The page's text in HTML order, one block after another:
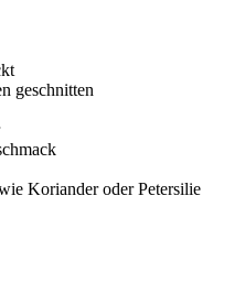
geschnitten
Koriander oder Petersilie